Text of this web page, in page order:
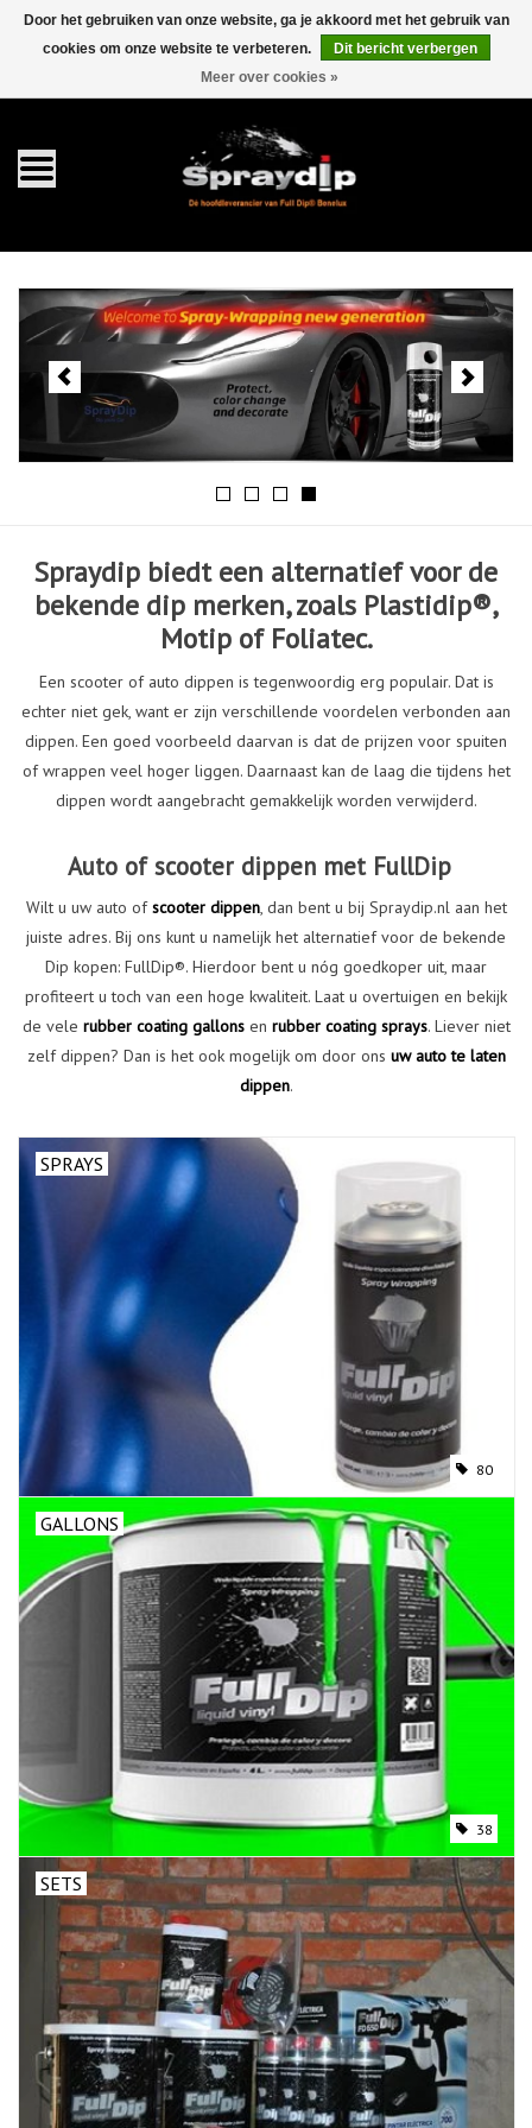
0 Artikelen - €0,00
Gallons
Sprays
Sets
Pearls
Toebehoren
Spraydip biedt een alternatief voor de
bekende dip merken, zoals Plastidip®,
Motip of Foliatec.
Een scooter of auto dippen is tegenwoordig erg populair. Dat is
echter niet gek, want er zijn verschillende voordelen verbonden aan
dippen. Een goed voorbeeld daarvan is dat de prijzen voor spuiten
of wrappen veel hoger liggen. Daarnaast kan de laag die tijdens het
dippen wordt aangebracht gemakkelijk worden verwijderd.
Auto of scooter dippen met FullDip
Wilt u uw auto ofscooter dippen, dan bent u bij Spraydip.nl aan het
juiste adres. Bij ons kunt u namelijk het alternatief voor de bekende
Dip kopen: FullDip®. Hierdoor bent u nóg goedkoper uit, maar
profiteert u toch van een hoge kwaliteit. Laat u overtuigen en bekijk
de vele rubber coating gallonsen rubber coating sprays. Liever niet
zelf dippen? Dan is het ook mogelijk om door ons uw auto te laten
dippen.
SPRAYS
80
GALLONS
38
SETS
Door het gebruiken van onze website, ga je akkoord met het gebruik van
cookies om onze website te verbeteren.
Dit bericht verbergen
Meer over cookies »